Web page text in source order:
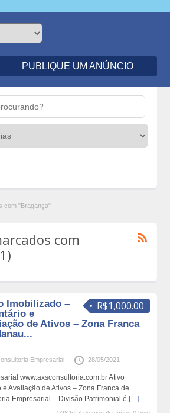
PUBLIQUE UM ANÚNCIO
com "Bragança"
com
R$1,000.00
Imobilizado –
e
de Ativos – Zona Franca
Empresarial 28/05/2021
www.axsconsultoria.com.br Ativo
e Avaliação de Ativos – Zona Franca de
Empresarial – Divisão Patrimonial é […]